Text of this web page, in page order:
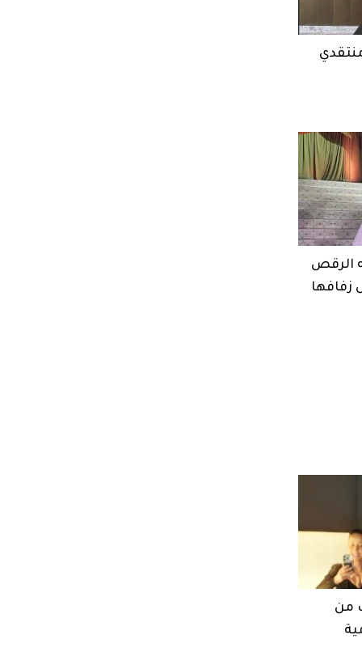
الرقص
زفافها
من